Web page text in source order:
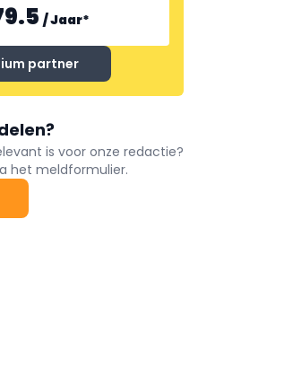
/Jaar*
partner
is voor onze redactie?
het meldformulier.